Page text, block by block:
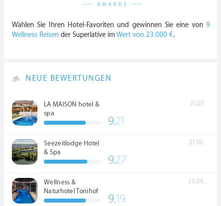
Wählen Sie Ihren Hotel-Favoriten und gewinnen Sie eine von 9
Wellness Reisen der Superlative imWert von 23.000 €.
NEUE BEWERTUNGEN
LA MAISON hotel &
spa
21.07.
9.21
Seezeitlodge Hotel
& Spa
21.06.
9.27
Wellness &
Naturhotel Tonihof
****S
23.04.
9.19